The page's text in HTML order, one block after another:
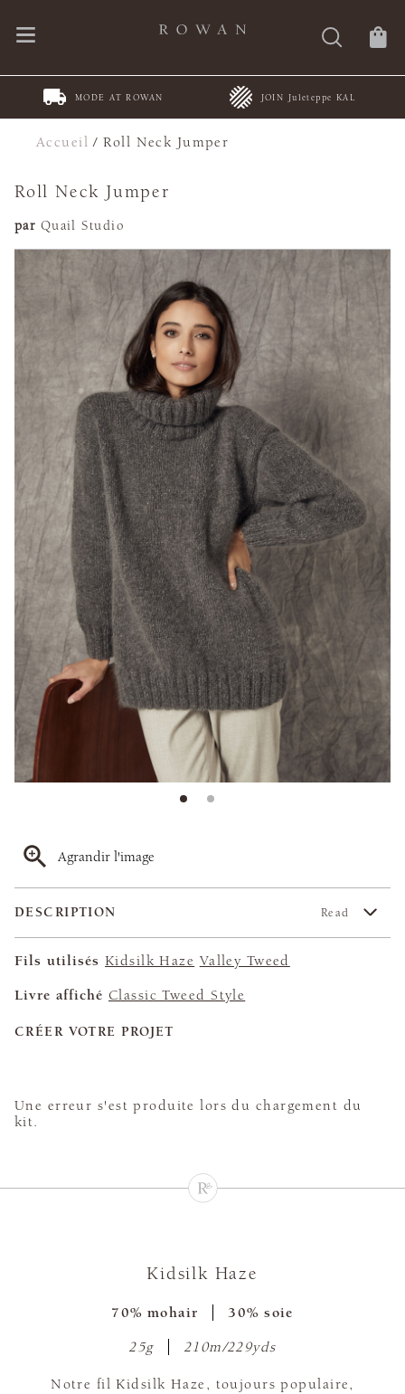
MODE AT ROWAN JOIN Juleteppe KAL
Accueil /Roll Neck Jumper
Roll Neck Jumper
par Quail Studio
Agrandir l'image
DESCRIPTION Read
Fils utilisés Kidsilk Haze Valley Tweed
Livre affiché Classic Tweed Style
CRÉER VOTRE PROJET
Une erreur s'est produite lors du chargement du
kit.
Kidsilk Haze
70% mohair 30% soie
25g 210m/229yds
Notre fil Kidsilk Haze, toujours populaire,